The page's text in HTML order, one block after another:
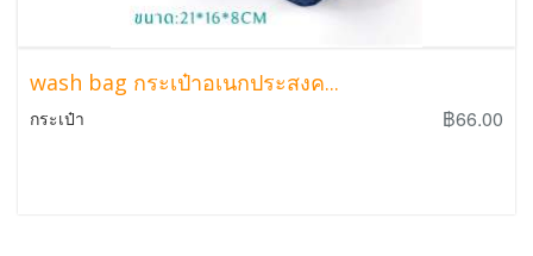
wash bag กระเป๋าอเนกประสงค...
กระเป๋า ฿66.00